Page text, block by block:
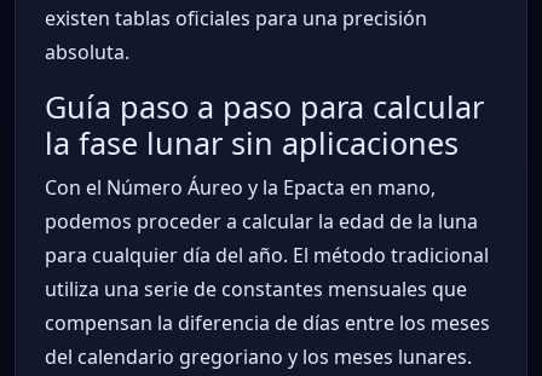
existen tablas oficiales para una precisión
absoluta.
Guía paso a paso para calcular
la fase lunar sin aplicaciones
Con el Número Áureo y la Epacta en mano,
podemos proceder a calcular la edad de la luna
para cualquier día del año. El método tradicional
utiliza una serie de constantes mensuales que
compensan la diferencia de días entre los meses
del calendario gregoriano y los meses lunares.